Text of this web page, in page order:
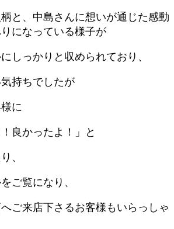
と、中島さんに想いが通じた感動
になっている様子が
しっかりと収められており、
持ちでしたが
に
良かったよ！」と
、
ご覧になり、
ご来店下さるお客様もいらっしゃ